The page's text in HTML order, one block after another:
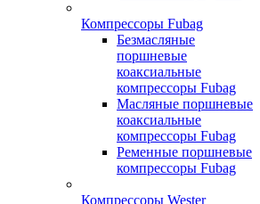
Компрессоры Fubag
Безмасляные
поршневые
коаксиальные
компрессоры Fubag
Масляные поршневые
коаксиальные
компрессоры Fubag
Ременные поршневые
компрессоры Fubag
Компрессоры Wester